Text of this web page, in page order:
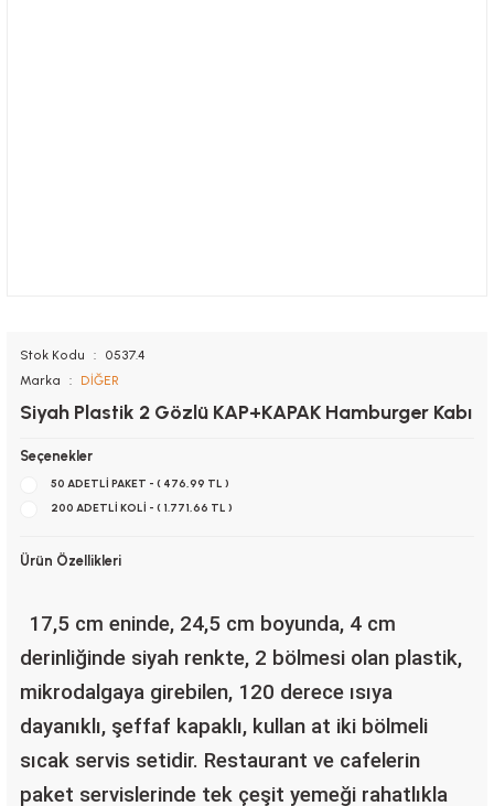
Stok Kodu
0537.4
Marka
DİĞER
Siyah Plastik 2 Gözlü KAP+KAPAK Hamburger Kabı
Seçenekler
50 ADETLİ PAKET - ( 476,99 TL )
200 ADETLİ KOLİ - ( 1.771,66 TL )
Ürün Özellikleri
17,5 cm eninde, 24,5 cm boyunda, 4 cm
derinliğinde siyah renkte, 2 bölmesi olan plastik,
mikrodalgaya girebilen, 120 derece ısıya
dayanıklı, şeffaf kapaklı, kullan at iki bölmeli
sıcak servis setidir. Restaurant ve cafelerin
paket servislerinde tek çeşit yemeği rahatlıkla